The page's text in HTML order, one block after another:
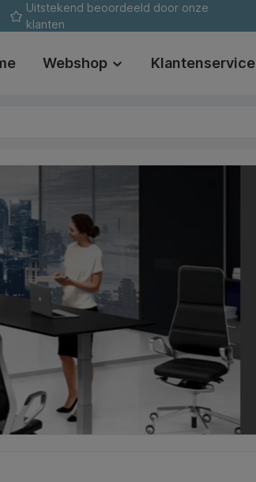
Uitstekend beoordeeld door onze
klanten
Webshop Klantenservice